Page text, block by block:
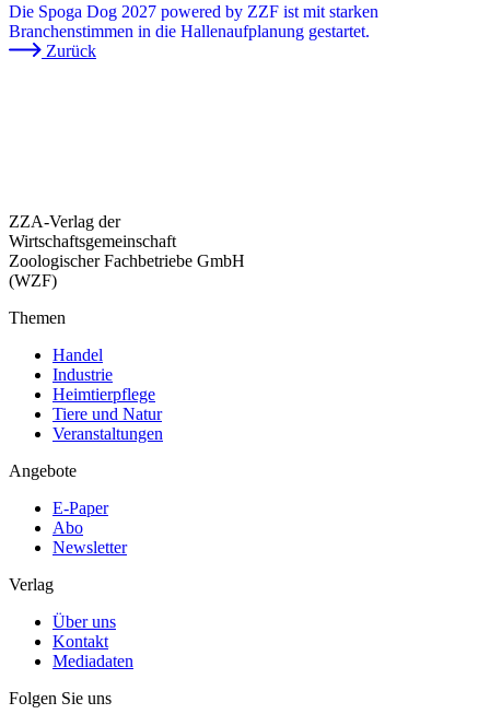
Die Spoga Dog 2027 powered by ZZF ist mit starken
Branchenstimmen in die Hallenaufplanung gestartet.
Zurück
ZZA-Verlag der
Wirtschaftsgemeinschaft
Zoologischer Fachbetriebe GmbH
(WZF)
Themen
Handel
Industrie
Heimtierpflege
Tiere und Natur
Veranstaltungen
Angebote
E-Paper
Abo
Newsletter
Verlag
Über uns
Kontakt
Mediadaten
Folgen Sie uns